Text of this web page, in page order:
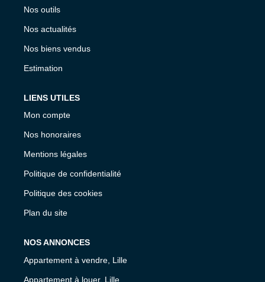
Nos outils
Nos actualités
Nos biens vendus
Estimation
LIENS UTILES
Mon compte
Nos honoraires
Mentions légales
Politique de confidentialité
Politique des cookies
Plan du site
NOS ANNONCES
Appartement à vendre, Lille
Appartement à louer, Lille